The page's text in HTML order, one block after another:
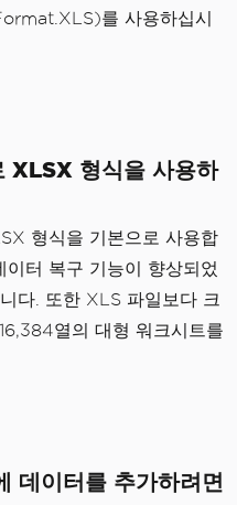
를 사용하십시
XLSX 형식을 사용하
형식을 기본으로 사용합
터 복구 기능이 향상되었
다. 또한 XLS 파일보다 크
열의 대형 워크시트를
데이터를 추가하려면